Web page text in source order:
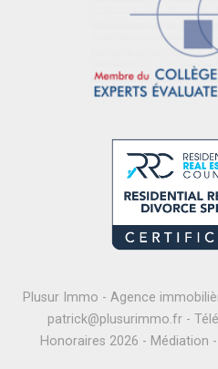
Plusur Immo - Agence
patrick@plusurimmo.fr-
Honoraires 2026 - Médiation -